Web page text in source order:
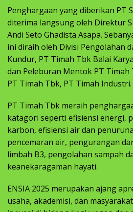
Penghargaan yang diberikan PT
diterima langsung oleh Direktur
Andi Seto Ghadista Asapa.
ini diraih oleh Divisi Pengolahan
Kundur, PT Timah Tbk Balai
dan Peleburan Mentok PT Timah
PT Timah Tbk, PT Timah Industri.
PT Timah Tbk meraih
katagori seperti efisiensi energi,
karbon, efisiensi air dan
pencemaran air, pengurangan
limbah B3, pengolahan sampah
keanekaragaman hayati.
ENSIA 2025 merupakan ajang
usaha, akademisi, dan